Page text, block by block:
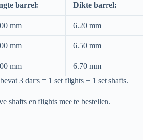
barrel: Dikte barrel:
mm 6.20 mm
mm 6.50 mm
mm
6.70 mm
3 darts = 1 set flights + 1 set shafts.
shafts en flights mee te bestellen.